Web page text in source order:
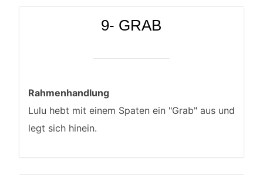
9- GRAB
Rahmenhandlung
Lulu hebt mit einem Spaten ein "Grab" aus und
legt sich hinein.